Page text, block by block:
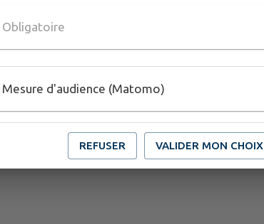
Obligatoire
Mesure d'audience (Matomo)
REFUSER VALIDER MON CHOIX